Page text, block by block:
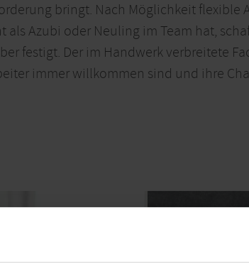
bringt. Nach Möglichkeit flexible
Azubi oder Neuling im Team hat,
festigt. Der im Handwerk verbreitete
immer willkommen sind und ihre